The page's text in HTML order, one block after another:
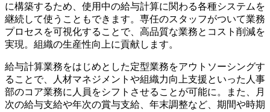
に構築するため、使用中の給与計算に関わる各種システムを
継続して使うこともできます。専任のスタッフがついて業務
プロセスを可視化することで、高品質な業務とコスト削減を
実現。組織の生産性向上に貢献します。
給与計算業務をはじめとした定型業務をアウトソーシングす
ることで、⼈材マネジメントや組織⼒向上⽀援といった⼈事
部のコア業務に人員をシフトさせることが可能に。また、月
次の給与⽀給や年次の賞与⽀給、年末調整など、期間や時期